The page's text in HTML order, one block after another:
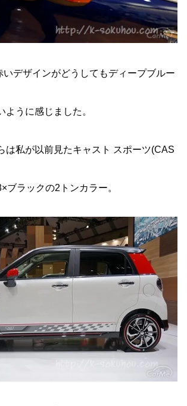
デザインがどうしてもディープブルー
ように感じました。
は私が以前見たキャスト スポーツ(CAS
ブラックの2トンカラー。